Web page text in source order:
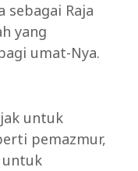
sebagai Raja
yang
umat-Nya.
untuk
pemazmur,
untuk